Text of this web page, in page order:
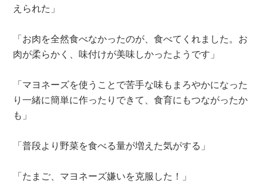
えられた」
「お肉を全然食べなかったのが、食べてくれました。お
肉が柔らかく、味付けが美味しかったようです」
「マヨネーズを使うことで苦手な味もまろやかになった
り一緒に簡単に作ったりできて、食育にもつながったか
も」
「普段より野菜を食べる量が増えた気がする」
「たまご、マヨネーズ嫌いを克服した！」